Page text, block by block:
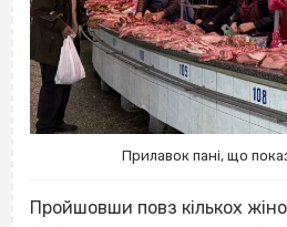
Прилавок пані, що
Пройшовши повз кількох